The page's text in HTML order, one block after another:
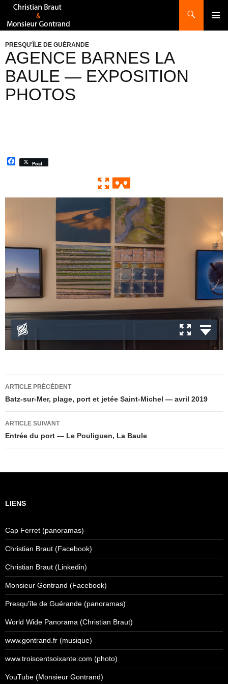
Recherche
AU
PRESQU'ÎLE DE GUÉRANDE
AGENCE BARNES LA
BAULE — EXPOSITION
PHOTOS
F
a
Post
Navigation
des
articles
ARTICLE PRÉCÉDENT
Batz-sur-Mer, plage, port et jetée Saint-Michel — avril 2019
ARTICLE SUIVANT
Entrée du port — Le Pouliguen, La Baule
LIENS
Cap Ferret (panoramas)
Christian Braut (Facebook)
Christian Braut (Linkedin)
Monsieur Gontrand (Facebook)
Presqu'île de Guérande (panoramas)
World Wide Panorama (Christian Braut)
www.gontrand.fr (musique)
www.troiscentsoixante.com (photo)
YouTube (Monsieur Gontrand)